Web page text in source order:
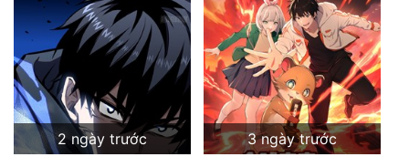
2 ngày trước
3 ngày trước